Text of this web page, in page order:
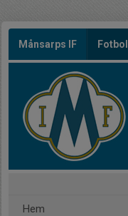
Månsarps IF Fotboll
Hem